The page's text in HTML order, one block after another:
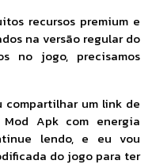
recursos premium e
na versão regular do
no jogo, precisamos
compartilhar um link de
Apk com energia
lendo, e eu vou
do jogo para ter